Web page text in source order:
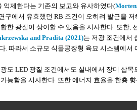
억제한다는 기존의 보고와 유사하였다(
구에서 유효했던 RB 조건이 오히려 발근을
한 광질이 상이할 수 있음을 시사한다. 또한,
and Pradita (2021)는 저광 조건에서
. 따라서 소규모 식물공장형 육묘 시스템에
도 LED 광질 조건에서도 실내에서 장미 삽
능함을 시사한다. 또한 에너지 효율을 한층